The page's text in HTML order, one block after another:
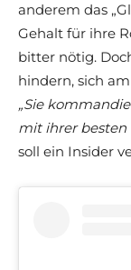
anderem das
Gehalt für ihre
bitter nötig.
hindern, sich
„Sie
mit ihrer besten
soll ein Insider